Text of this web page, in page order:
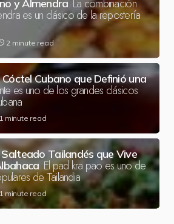
y Almendra La combinación
es un clásico de la repostería
2 minute read
Cóctel Cubano que Definió una
es uno de los grandes clásicos
1 minute read
Tailandés que Vive
El pad kra pao es uno de
de Tailandia
minute read